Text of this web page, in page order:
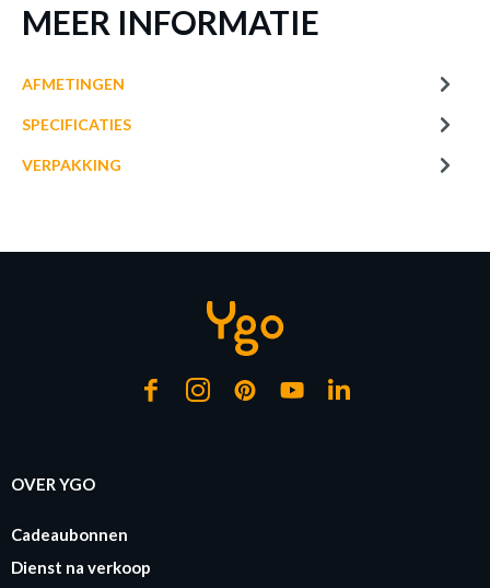
MEER INFORMATIE
AFMETINGEN
SPECIFICATIES
VERPAKKING
€ 3,80
LED-lamp LED LAMP Wit
OVER YGO
Cadeaubonnen
Dienst na verkoop